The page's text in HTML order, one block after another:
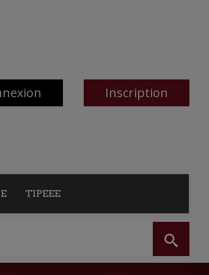
Inscription
TIPEEE